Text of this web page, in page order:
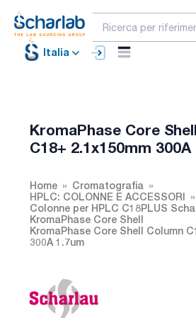
Italia
KromaPhase Core
C18+ 2.1x150mm 300A
Home
Cromatografia
HPLC: COLONNE E ACCESSORI
Colonne per HPLC C18PLUS
KromaPhase Core Shell
KromaPhase Core Shell Column
300A 1.7um